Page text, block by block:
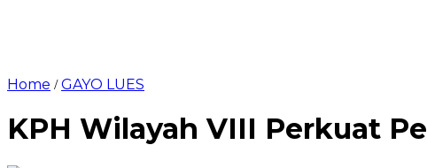
Home /GAYO LUES
KPH Wilayah VIII Perkuat